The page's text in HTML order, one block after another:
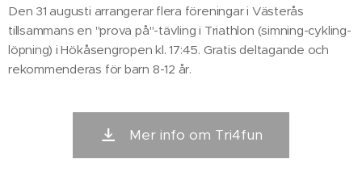
Den 31 augusti arrangerar flera föreningar i Västerås
tillsammans en "prova på"-tävling i Triathlon (simning-cykling-
löpning) i Hökåsengropen kl. 17:45. Gratis deltagande och
rekommenderas för barn 8-12 år.
Mer info om Tri4fun